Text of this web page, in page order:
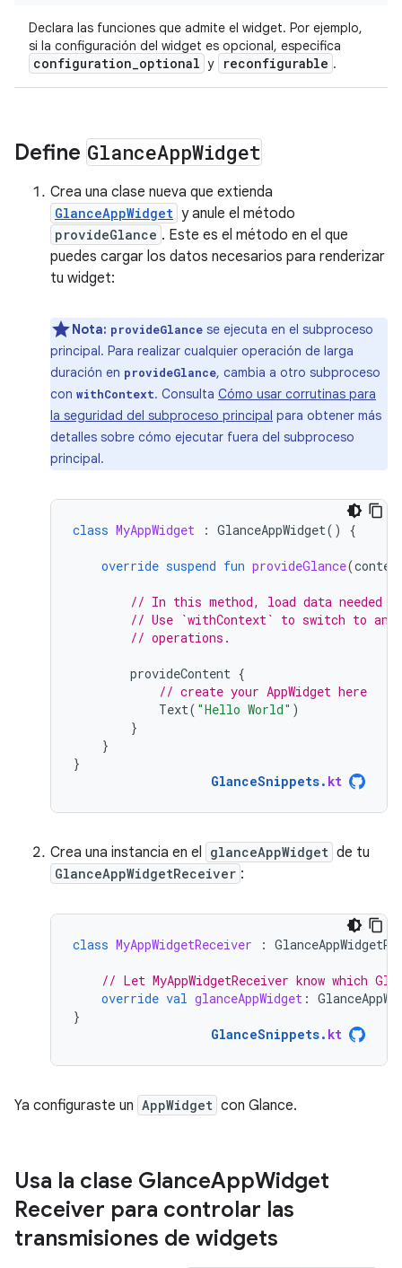
Declara las funciones que admite el widget. Por ejemplo,
si la configuración del widget es opcional, especifica
configuration_optional y reconfigurable .
Define GlanceAppWidget
Crea una clase nueva que extienda
GlanceAppWidget y anule el método
provideGlance . Este es el método en el que
puedes cargar los datos necesarios para renderizar
tu widget:
Nota: provideGlance se ejecuta en el subproceso
principal. Para realizar cualquier operación de larga
duración en provideGlance, cambia a otro subproceso
con withContext. Consulta Cómo usar corrutinas para
la seguridad del subproceso principal para obtener más
detalles sobre cómo ejecutar fuera del subproceso
principal.
class MyAppWidget : GlanceAppWidget() {
override suspend fun provideGlance(
// In this method, load data needed
// Use `withContext` to switch to
// operations.
provideContent {
// create your AppWidget here
Text( "Hello World" )
}
}
}
GlanceSnippets. kt
Crea una instancia en el glanceAppWidget de tu
GlanceAppWidgetReceiver :
class MyAppWidgetReceiver :
// Let MyAppWidgetReceiver know which
override val glanceAppWidget :
}
GlanceSnippets. kt
Ya configuraste un AppWidget con Glance.
Usa la clase GlanceAppWidget
Receiver para controlar las
transmisiones de widgets